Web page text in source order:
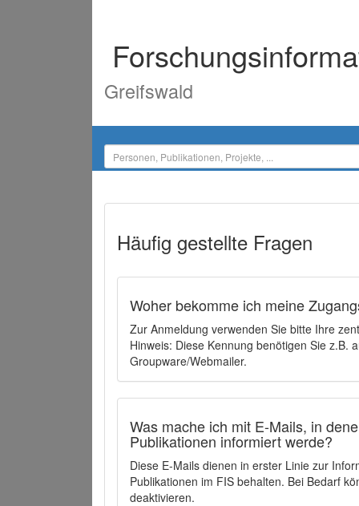
Greifswald
Häufig gestellte Fragen
Woher bekomme ich meine
Zur Anmeldung verwenden Sie bitte Ihre
Hinweis: Diese Kennung benötigen Sie z.B.
Groupware/Webmailer.
Was mache ich mit E-Mails, in
Publikationen informiert werde?
Diese E-Mails dienen in erster Linie zur
Publikationen im FIS behalten. Bei Bedarf
deaktivieren.